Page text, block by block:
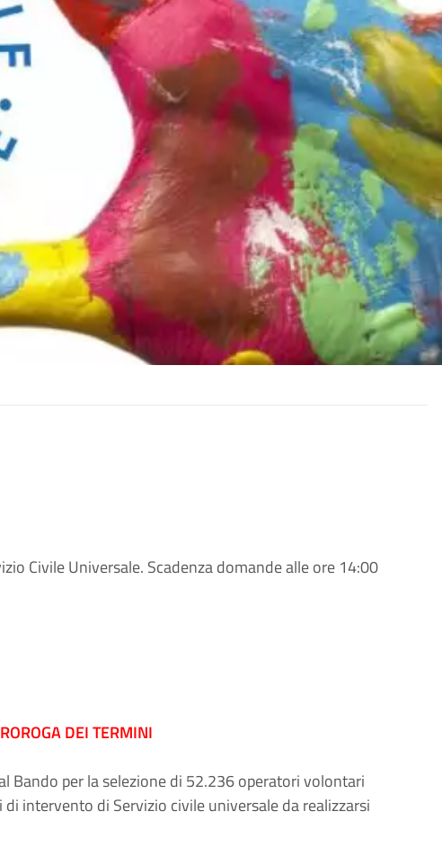
Civile Universale. Scadenza domande alle ore 14:00
DEI TERMINI
Bando per la selezione di 52.236 operatori volontari
intervento di Servizio civile universale da realizzarsi